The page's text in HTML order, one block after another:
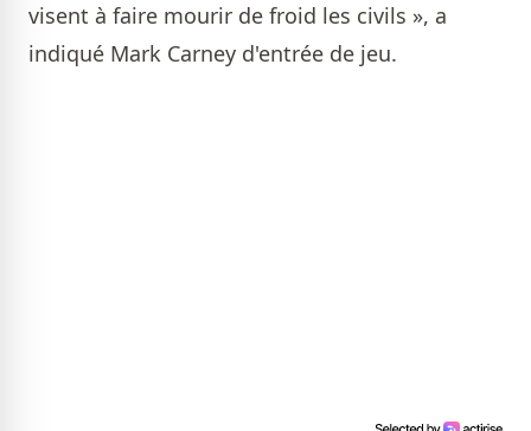
visent à faire mourir de froid les civils », a
indiqué Mark Carney d'entrée de jeu.